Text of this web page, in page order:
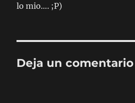
lo mio…. ;P)
Deja un comentario